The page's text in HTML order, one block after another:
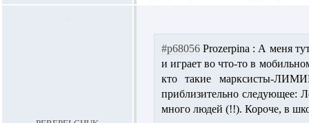
#p68056 Prozerpina : А меня
и играет во что-то в
кто такие марксисты-
приблизительно следующее:
много людей (!!). Короче, в